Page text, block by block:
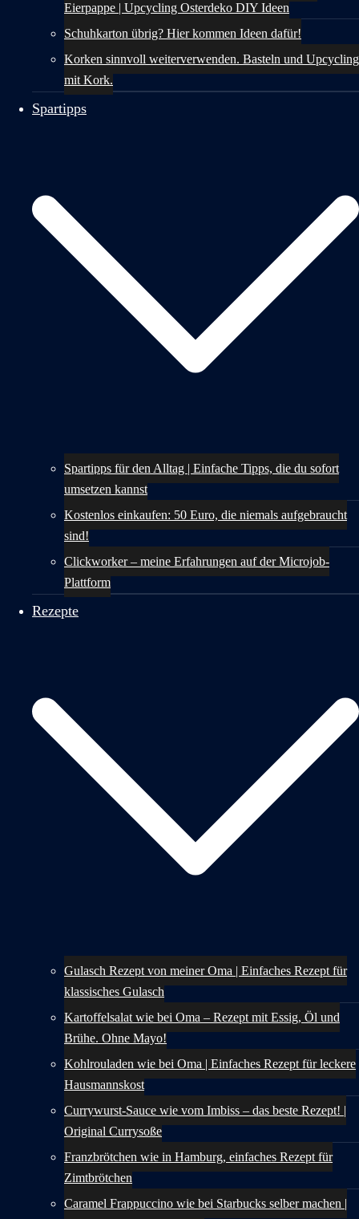
Eierpappe | Upcycling Osterdeko DIY Ideen
Schuhkarton übrig? Hier kommen Ideen dafür!
Korken sinnvoll weiterverwenden. Basteln und Upcycling
mit Kork.
Spartipps
Spartipps für den Alltag | Einfache Tipps, die du sofort
umsetzen kannst
Kostenlos einkaufen: 50 Euro, die niemals aufgebraucht
sind!
Clickworker – meine Erfahrungen auf der Microjob-
Plattform
Rezepte
Gulasch Rezept von meiner Oma | Einfaches Rezept für
klassisches Gulasch
Kartoffelsalat wie bei Oma – Rezept mit Essig, Öl und
Brühe. Ohne Mayo!
Kohlrouladen wie bei Oma | Einfaches Rezept für leckere
Hausmannskost
Currywurst-Sauce wie vom Imbiss – das beste Rezept! |
Original Currysoße
Franzbrötchen wie in Hamburg, einfaches Rezept für
Zimtbrötchen
Caramel Frappuccino wie bei Starbucks selber machen |